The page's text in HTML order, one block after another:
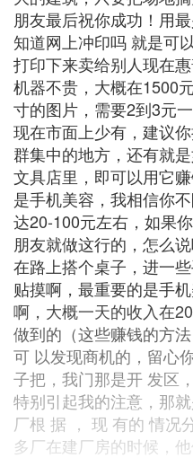
朋友最后祝你成功！用
知道网上冲印吗 就是可
打印下来卖给别人现在
机器不贵，大概在1500
寸的图片，需要2到3元
现在市面上少有，建议
群集中的地方，还有就
文具店里，即可以用它
是手机美容，我相信你
达20-100元左右，如果
朋友就做这行的，怎么
在路上搭个桌子，进一
贴摸啊，最重要的是手
啊，大概一天的收入在
做到的（这些赚钱的方
可 以发现商机的，留心
子把，我门那是开 发区
特别引起我的注意，那
厂根 据 ， 现 有的 情况
多厂在建厂房的时候，